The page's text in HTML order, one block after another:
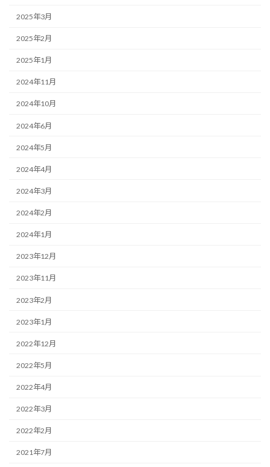
2025年3月
2025年2月
2025年1月
2024年11月
2024年10月
2024年6月
2024年5月
2024年4月
2024年3月
2024年2月
2024年1月
2023年12月
2023年11月
2023年2月
2023年1月
2022年12月
2022年5月
2022年4月
2022年3月
2022年2月
2021年7月